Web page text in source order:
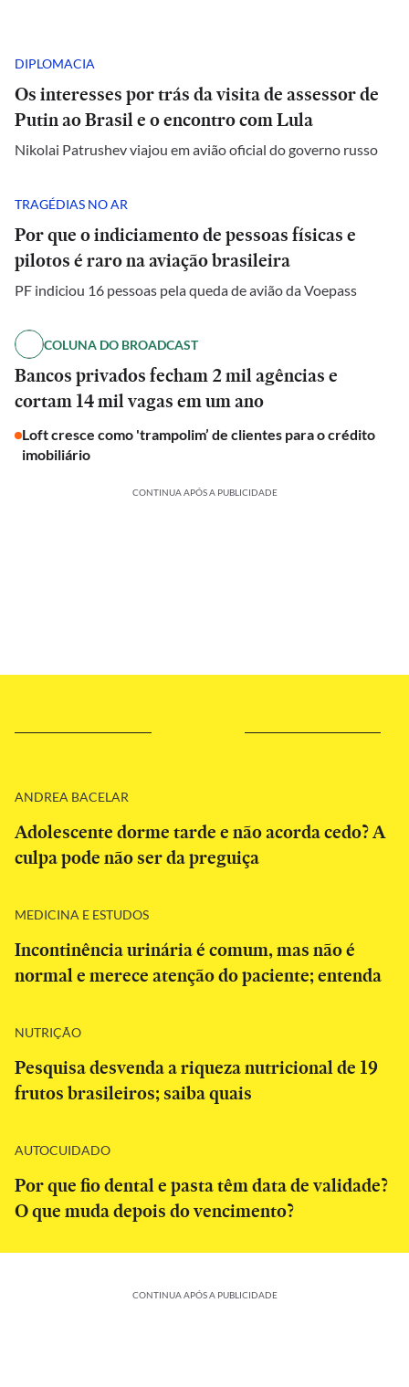
DIPLOMACIA
Os interesses por trás da visita de assessor de
Putin ao Brasil e o encontro com Lula
Nikolai Patrushev viajou em avião oficial do governo russo
TRAGÉDIAS NO AR
Por que o indiciamento de pessoas físicas e
pilotos é raro na aviação brasileira
PF indiciou 16 pessoas pela queda de avião da Voepass
COLUNA DO BROADCAST
Bancos privados fecham 2 mil agências e
cortam 14 mil vagas em um ano
Loft cresce como 'trampolim’ de clientes para o crédito
imobiliário
CONTINUA APÓS A PUBLICIDADE
ANDREA BACELAR
Adolescente dorme tarde e não acorda cedo? A
culpa pode não ser da preguiça
MEDICINA E ESTUDOS
Incontinência urinária é comum, mas não é
normal e merece atenção do paciente; entenda
NUTRIÇÃO
Pesquisa desvenda a riqueza nutricional de 19
frutos brasileiros; saiba quais
AUTOCUIDADO
Por que fio dental e pasta têm data de validade?
O que muda depois do vencimento?
CONTINUA APÓS A PUBLICIDADE